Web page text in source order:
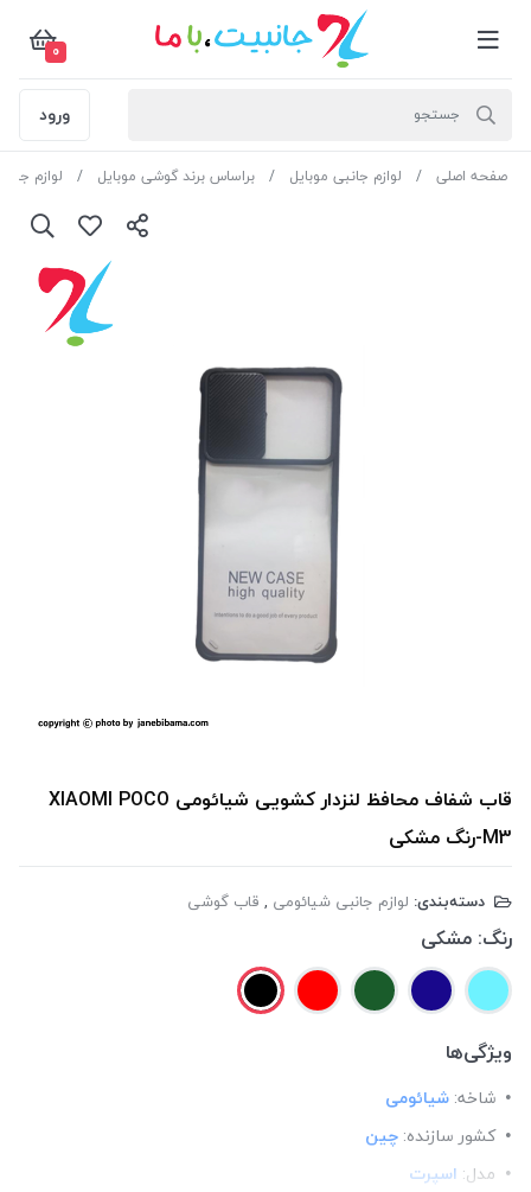
0
ورود
صفحه اصلی لوازم جانبی موبایل براساس برند گوشی موبایل لوازم
قاب شفاف محافظ لنزدار کشویی شیائومی XIAOMI POCO
M3-رنگ مشکی
دسته‌بندی: لوازم جانبی شیائومی , قاب گوشی
رنگ: مشکی
ویژگی‌ها
شاخه: شیائومی
کشور سازنده: چین
مدل: اسپرت